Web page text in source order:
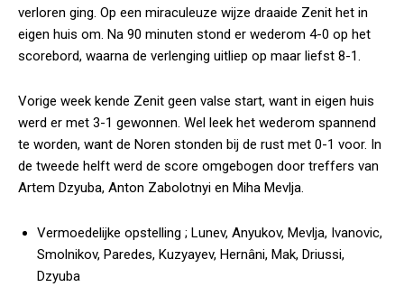
verloren ging. Op een miraculeuze wijze draaide Zenit het in
eigen huis om. Na 90 minuten stond er wederom 4-0 op het
scorebord, waarna de verlenging uitliep op maar liefst 8-1.
Vorige week kende Zenit geen valse start, want in eigen huis
werd er met 3-1 gewonnen. Wel leek het wederom spannend
te worden, want de Noren stonden bij de rust met 0-1 voor. In
de tweede helft werd de score omgebogen door treffers van
Artem Dzyuba, Anton Zabolotnyi en Miha Mevlja.
Vermoedelijke opstelling ; Lunev, Anyukov, Mevlja, Ivanovic,
Smolnikov, Paredes, Kuzyayev, Hernâni, Mak, Driussi,
Dzyuba